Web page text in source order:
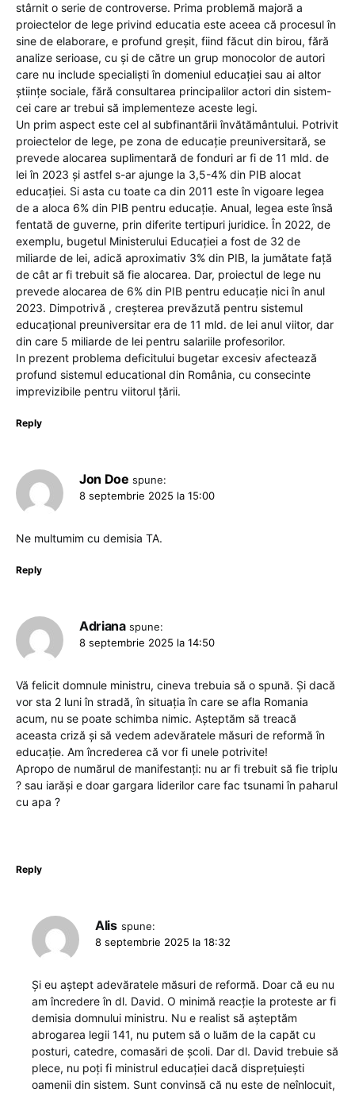
stârnit o serie de controverse. Prima problemă majoră a
proiectelor de lege privind educatia este aceea că procesul în
sine de elaborare, e profund greșit, fiind făcut din birou, fără
analize serioase, cu și de către un grup monocolor de autori
care nu include specialiști în domeniul educației sau ai altor
științe sociale, fără consultarea principalilor actori din sistem-
cei care ar trebui să implementeze aceste legi.
Un prim aspect este cel al subfinantării învătământului. Potrivit
proiectelor de lege, pe zona de educaţie preuniversitară, se
prevede alocarea suplimentară de fonduri ar fi de 11 mld. de
lei în 2023 şi astfel s-ar ajunge la 3,5-4% din PIB alocat
educaţiei. Si asta cu toate ca din 2011 este în vigoare legea
de a aloca 6% din PIB pentru educaţie. Anual, legea este însă
fentată de guverne, prin diferite tertipuri juridice. În 2022, de
exemplu, bugetul Ministerului Educaţiei a fost de 32 de
miliarde de lei, adică aproximativ 3% din PIB, la jumătate faţă
de cât ar fi trebuit să fie alocarea. Dar, proiectul de lege nu
prevede alocarea de 6% din PIB pentru educaţie nici în anul
2023. Dimpotrivă , creşterea prevăzută pentru sistemul
educaţional preuniversitar era de 11 mld. de lei anul viitor, dar
din care 5 miliarde de lei pentru salariile profesorilor.
In prezent problema deficitului bugetar excesiv afectează
profund sistemul educational din România, cu consecinte
imprevizibile pentru viitorul ţării.
Reply
Jon Doe spune:
8 septembrie 2025 la 15:00
Ne multumim cu demisia TA.
Reply
Adriana spune:
8 septembrie 2025 la 14:50
Vă felicit domnule ministru, cineva trebuia să o spună. Și dacă
vor sta 2 luni în stradă, în situația în care se afla Romania
acum, nu se poate schimba nimic. Așteptăm să treacă
aceasta criză și să vedem adevăratele măsuri de reformă în
educație. Am încrederea că vor fi unele potrivite!
Apropo de numărul de manifestanți: nu ar fi trebuit să fie triplu
? sau iarăși e doar gargara liderilor care fac tsunami în paharul
cu apa ?
Reply
Alis spune:
8 septembrie 2025 la 18:32
Și eu aștept adevăratele măsuri de reformă. Doar că eu nu
am încredere în dl. David. O minimă reacție la proteste ar fi
demisia domnului ministru. Nu e realist să așteptăm
abrogarea legii 141, nu putem să o luăm de la capăt cu
posturi, catedre, comasări de școli. Dar dl. David trebuie să
plece, nu poți fi ministrul educației dacă disprețuiești
oamenii din sistem. Sunt convinsă că nu este de neînlocuit,